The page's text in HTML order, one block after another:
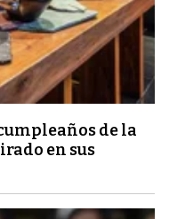
de la
en sus